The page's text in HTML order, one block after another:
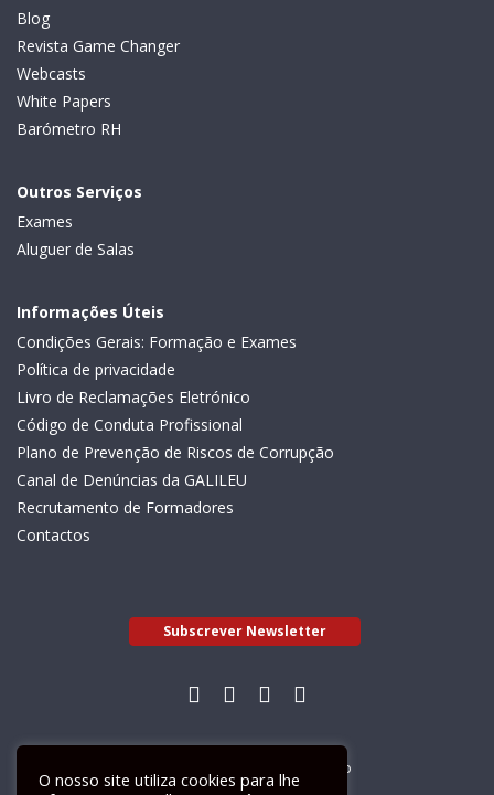
Blog
Revista Game Changer
Webcasts
White Papers
Barómetro RH
Outros Serviços
Exames
Aluguer de Salas
Informações Úteis
Condições Gerais: Formação e Exames
Política de privacidade
Livro de Reclamações Eletrónico
Código de Conduta Profissional
Plano de Prevenção de Riscos de Corrupção
Canal de Denúncias da GALILEU
Recrutamento de Formadores
Contactos
Subscrever Newsletter
Livro de Reclamações Electrónico
O nosso site utiliza cookies para lhe